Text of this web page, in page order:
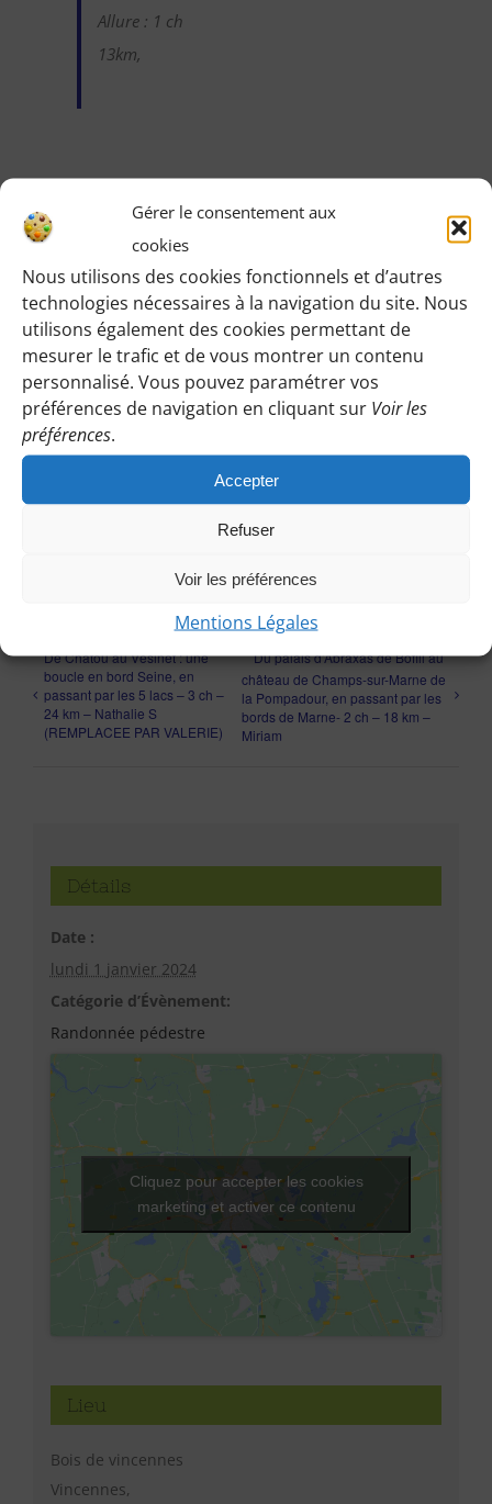
Gérer le consentement aux
cookies
Nous utilisons des cookies fonctionnels et d’autres
technologies nécessaires à la navigation du site. Nous
utilisons également des cookies permettant de
mesurer le trafic et de vous montrer un contenu
personnalisé. Vous pouvez paramétrer vos
préférences de navigation en cliquant sur Voir les
préférences.
Accepter
Refuser
Voir les préférences
Mentions Légales
Allure : 1 ch
13km,
Identifiez-vous pour voir les détails de cette
randonnée
:
Une fois identifiée en tant qu’adhérente, vous pourrez
accéder à toutes les informations de rendez-vous,
horaires, lieux, etc.
M’IDENTIFIER
AJOUTER AU CALENDRIER
De Chatou au Vésinet : une
boucle en bord Seine, en
passant par les 5 lacs – 3 ch –
24 km – Nathalie S
(REMPLACEE PAR VALERIE)
Du palais d’Abraxas de Bofill au
château de Champs-sur-Marne de
la Pompadour, en passant par les
bords de Marne- 2 ch – 18 km –
Miriam
Détails
Date :
lundi 1 janvier 2024
Catégorie d’Évènement:
Randonnée pédestre
Lieu
Bois de vincennes
Vincennes,
Cliquez pour accepter les cookies
marketing et activer ce contenu